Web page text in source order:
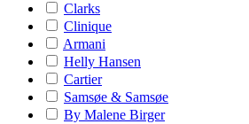
Clarks
Clinique
Armani
Helly Hansen
Cartier
Samsøe & Samsøe
By Malene Birger